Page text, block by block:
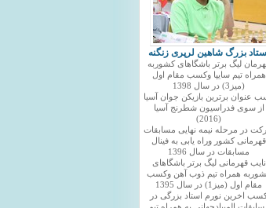
شطرنجباز
استاد بزرگ شاهین لرپری زنگنه
لیگ برتر باشگاهای کشوربه
همراه تیم سایپا وکسب مقام اول
(میز3) در سال 1398
عنوان برترین بازیکن جوان آسیا
از سوی فدراسیون شطرنج آسیا
(2016)
در مرحله نیمه نهایی مسابقات
قهرمانی کشور وراه یابی به فینال
مسابقات در سال 1396
نایب قهرمانی لیگ برتر باشگاهای
همراه تیم ذوب آهن وکسب
مقام اول (میز1) در سال 1395
اخرین نورم استاد بزرگی در